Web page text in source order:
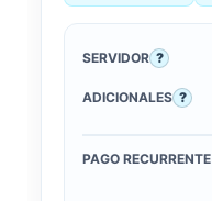
SERVIDOR ?
ADICIONALES ?
PAGO RECURRENTE